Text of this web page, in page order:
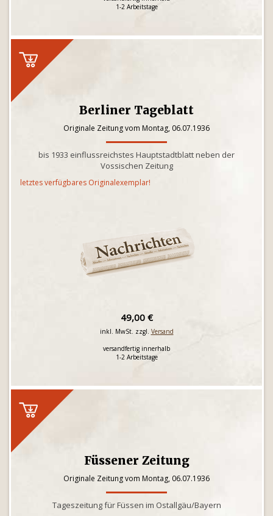
1-2 Arbeitstage
Berliner Tageblatt
Originale Zeitung vom Montag, 06.07.1936
bis 1933 einflussreichstes Hauptstadtblatt neben der
Vossischen Zeitung
letztes verfügbares Originalexemplar!
49,00 €
inkl. MwSt. zzgl. Versand
versandfertig innerhalb
1-2 Arbeitstage
Füssener Zeitung
Originale Zeitung vom Montag, 06.07.1936
Tageszeitung für Füssen im Ostallgäu/Bayern